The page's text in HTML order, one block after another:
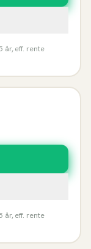
år, eff. rente
år, eff. rente